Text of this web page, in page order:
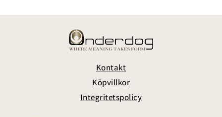
Kontakt
Köpvillkor
Integritetspolicy